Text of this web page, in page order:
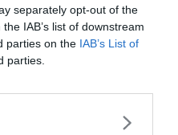
separately opt-out of the
IAB’s list of downstream
parties on the IAB’s List of
parties.